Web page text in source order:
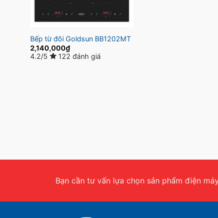
Bếp từ đôi Goldsun BB1202MT
2,140,000₫
4.2/5
122 đánh giá
Bạn cần tư vấn lựa chọn sản phẩm điện